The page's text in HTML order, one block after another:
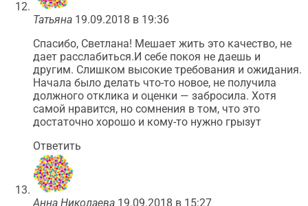
Татьяна 19.09.2018 в 19:36
Спасибо, Светлана! Мешает жить это качество, не
дает расслабиться.И себе покоя не даешь и
другим. Слишком высокие требования и ожидания.
Начала было делать что-то новое, не получила
должного отклика и оценки — забросила. Хотя
самой нравится, но сомнения в том, что это
достаточно хорошо и кому-то нужно грызут
Ответить
Анна Николаева 19.09.2018 в 15:27